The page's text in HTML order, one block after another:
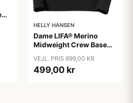
HELLY HANSEN
Dame LIFA® Merino
Midweight Crew Base
VEJL. PRIS 699,00 KR
499,00 kr